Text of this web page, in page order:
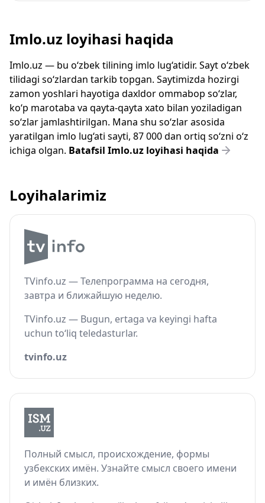
Imlo.uz loyihasi haqida
Imlo.uz — bu o‘zbek tilining imlo lug‘atidir. Sayt o‘zbek
tilidagi so‘zlardan tarkib topgan. Saytimizda hozirgi
zamon yoshlari hayotiga daxldor ommabop so‘zlar,
ko‘p marotaba va qayta-qayta xato bilan yoziladigan
so‘zlar jamlashtirilgan. Mana shu so‘zlar asosida
yaratilgan imlo lug‘ati sayti, 87 000 dan ortiq so‘zni o‘z
ichiga olgan. Batafsil Imlo.uz loyihasi haqida
Loyihalarimiz
TVinfo.uz — Телепрограмма на сегодня,
завтра и ближайшую неделю.
TVinfo.uz — Bugun, ertaga va keyingi hafta
uchun to‘liq teledasturlar.
tvinfo.uz
Полный смысл, происхождение, формы
узбекских имён. Узнайте смысл своего имени
и имён близких.